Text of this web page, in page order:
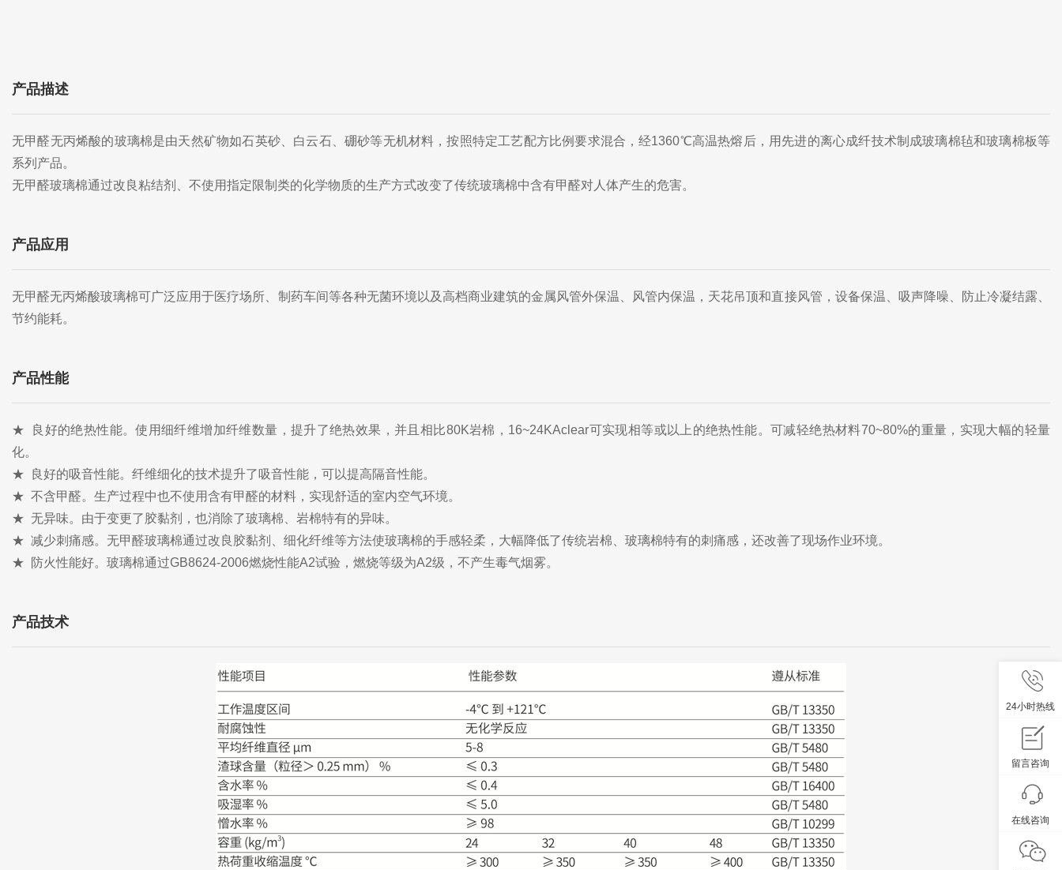
产品描述
无甲醛无丙烯酸的玻璃棉是由天然矿物如石英砂、白云石、硼砂等无机材料，按照特定工艺配方比例要求混合，经1360℃高温热熔后，用先进的离心成纤技术制成玻璃棉毡和玻璃棉板等
系列产品。
无甲醛玻璃棉通过改良粘结剂、不使用指定限制类的化学物质的生产方式改变了传统玻璃棉中含有甲醛对人体产生的危害。
产品应用
无甲醛无丙烯酸玻璃棉可广泛应用于医疗场所、制药车间等各种无菌环境以及高档商业建筑的金属风管外保温、风管内保温，天花吊顶和直接风管，设备保温、吸声降噪、防止冷凝结露、
节约能耗。
产品性能
★ 良好的绝热性能。使用细纤维增加纤维数量，提升了绝热效果，并且相比80K岩棉，16~24KAclear可实现相等或以上的绝热性能。可减轻绝热材料70~80%的重量，实现大幅的轻量
化。
★ 良好的吸音性能。纤维细化的技术提升了吸音性能，可以提高隔音性能。
★ 不含甲醛。生产过程中也不使用含有甲醛的材料，实现舒适的室内空气环境。
★ 无异味。由于变更了胶黏剂，也消除了玻璃棉、岩棉特有的异味。
★ 减少刺痛感。无甲醛玻璃棉通过改良胶黏剂、细化纤维等方法使玻璃棉的手感轻柔，大幅降低了传统岩棉、玻璃棉特有的刺痛感，还改善了现场作业环境。
★ 防火性能好。玻璃棉通过GB8624-2006燃烧性能A2试验，燃烧等级为A2级，不产生毒气烟雾。
产品技术
24小时热线
留言咨询
在线咨询